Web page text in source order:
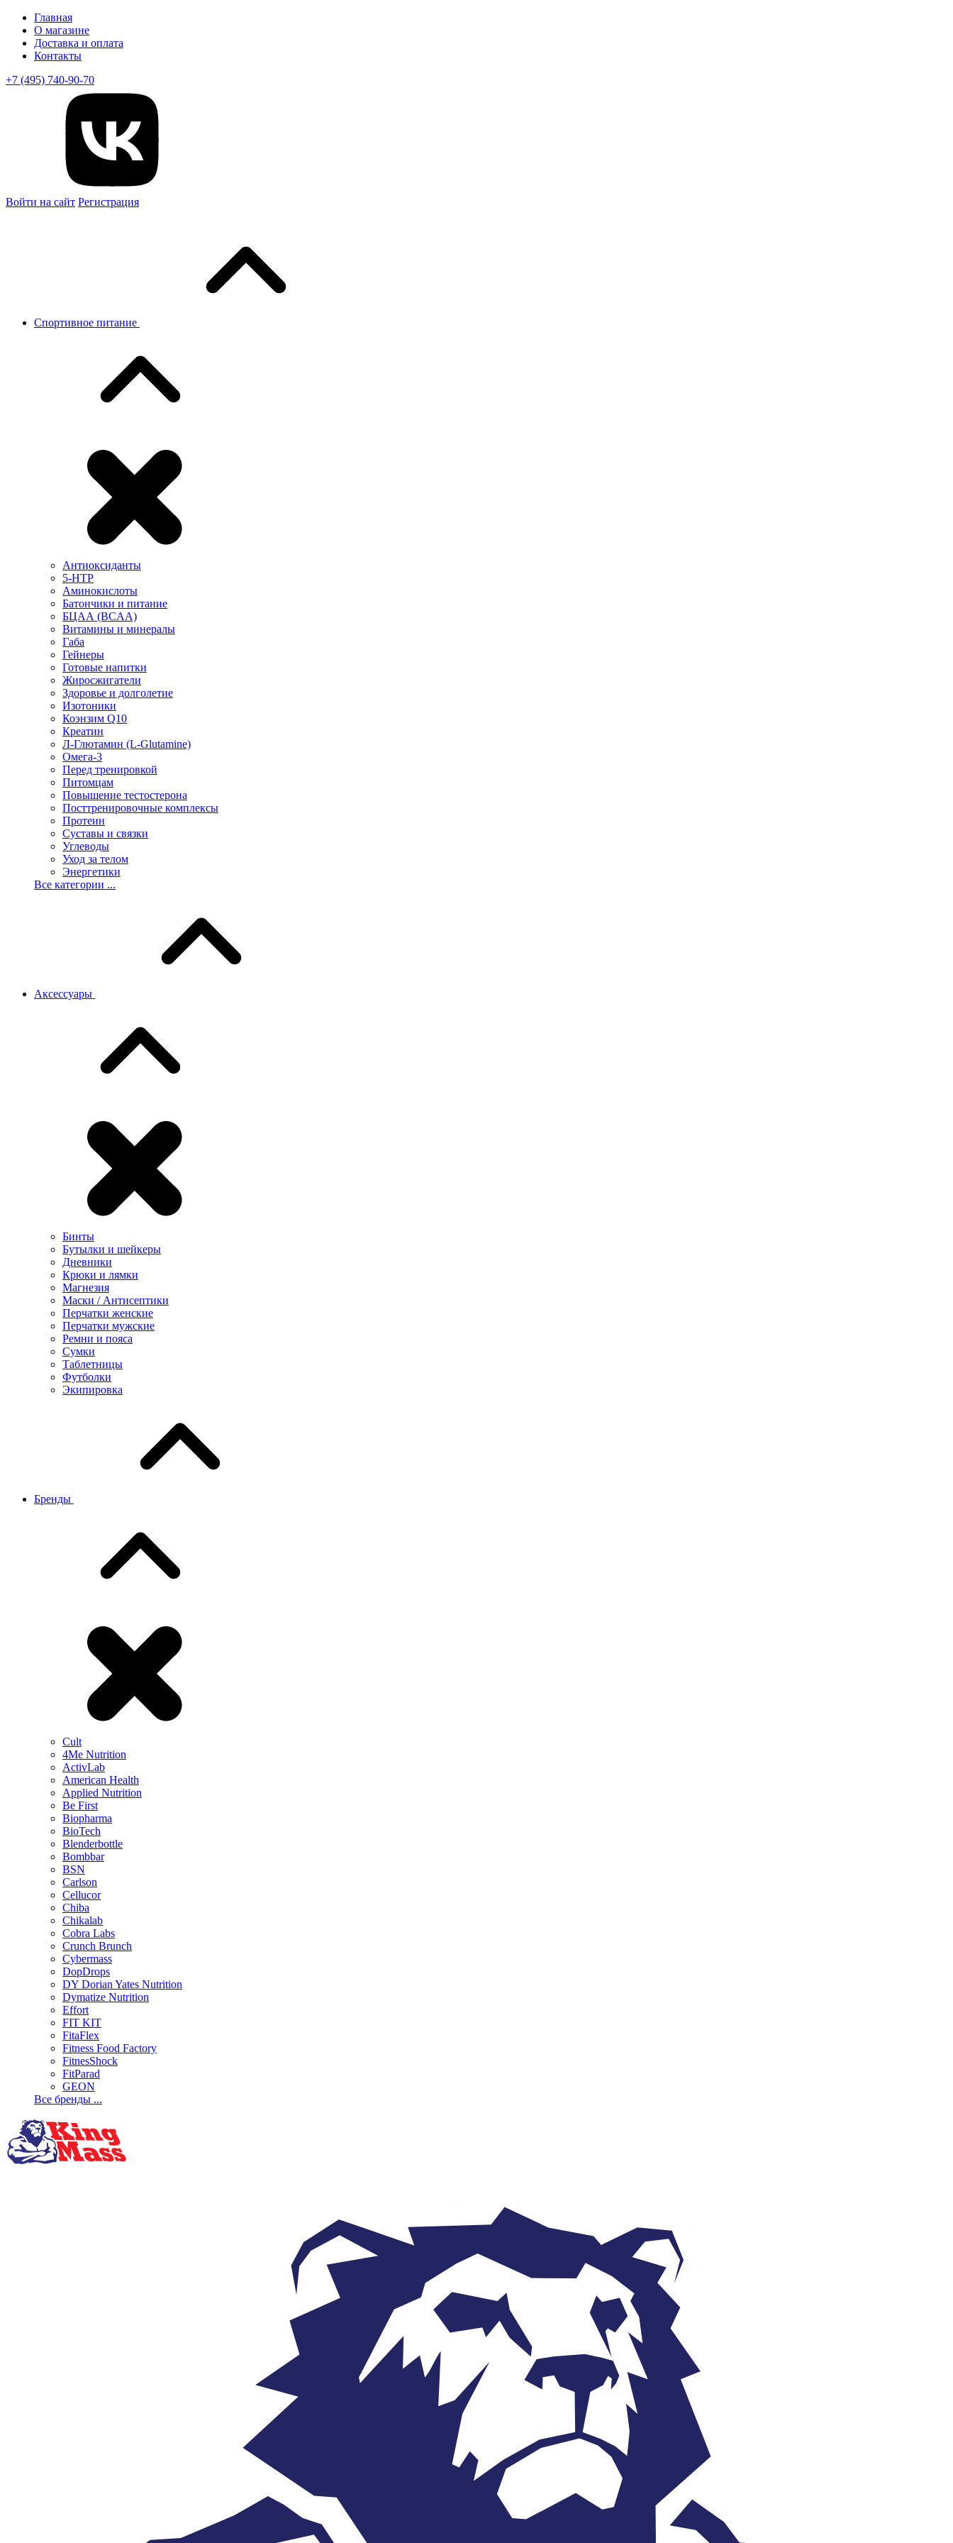
Главная
О магазине
Доставка и оплата
Контакты
+7 (495) 740-90-70
Войти на сайт Регистрация
Спортивное питание
Антиоксиданты
5-HTP
Аминокислоты
Батончики и питание
БЦАА (BCAA)
Витамины и минералы
Габа
Гейнеры
Готовые напитки
Жиросжигатели
Здоровье и долголетие
Изотоники
Коэнзим Q10
Креатин
Л-Глютамин (L-Glutamine)
Омега-3
Перед тренировкой
Питомцам
Повышение тестостерона
Посттренировочные комплексы
Протеин
Суставы и связки
Углеводы
Уход за телом
Энергетики
Все категории ...
Аксессуары
Бинты
Бутылки и шейкеры
Дневники
Крюки и лямки
Магнезия
Маски / Антисептики
Перчатки женские
Перчатки мужские
Ремни и пояса
Сумки
Таблетницы
Футболки
Экипировка
Бренды
Cult
4Me Nutrition
ActivLab
American Health
Applied Nutrition
Be First
Biopharma
BioTech
Blenderbottle
Bombbar
BSN
Carlson
Cellucor
Chiba
Chikalab
Cobra Labs
Crunch Brunch
Cybermass
DopDrops
DY Dorian Yates Nutrition
Dymatize Nutrition
Effort
FIT KIT
FitaFlex
Fitness Food Factory
FitnesShock
FitParad
GEON
Все бренды ...